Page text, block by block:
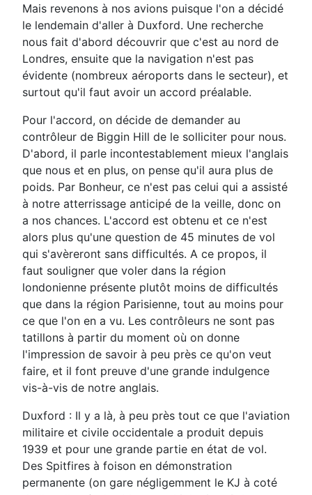
Mais revenons à nos avions puisque l'on a décidé
le lendemain d'aller à Duxford. Une recherche
nous fait d'abord découvrir que c'est au nord de
Londres, ensuite que la navigation n'est pas
évidente (nombreux aéroports dans le secteur), et
surtout qu'il faut avoir un accord préalable.
Pour l'accord, on décide de demander au
contrôleur de Biggin Hill de le solliciter pour nous.
D'abord, il parle incontestablement mieux l'anglais
que nous et en plus, on pense qu'il aura plus de
poids. Par Bonheur, ce n'est pas celui qui a assisté
à notre atterrissage anticipé de la veille, donc on
a nos chances. L'accord est obtenu et ce n'est
alors plus qu'une question de 45 minutes de vol
qui s'avèreront sans difficultés. A ce propos, il
faut souligner que voler dans la région
londonienne présente plutôt moins de difficultés
que dans la région Parisienne, tout au moins pour
ce que l'on en a vu. Les contrôleurs ne sont pas
tatillons à partir du moment où on donne
l'impression de savoir à peu près ce qu'on veut
faire, et il font preuve d'une grande indulgence
vis-à-vis de notre anglais.
Duxford : Il y a là, à peu près tout ce que l'aviation
militaire et civile occidentale a produit depuis
1939 et pour une grande partie en état de vol.
Des Spitfires à foison en démonstration
permanente (on gare négligemment le KJ à coté